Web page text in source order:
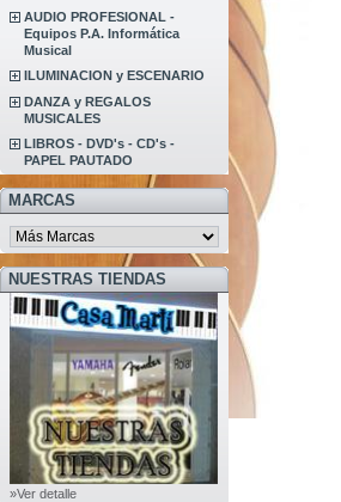
AUDIO PROFESIONAL -
Equipos P.A. Informática
Musical
ILUMINACION y ESCENARIO
DANZA y REGALOS
MUSICALES
LIBROS - DVD's - CD's -
PAPEL PAUTADO
MARCAS
NUESTRAS TIENDAS
»Ver detalle